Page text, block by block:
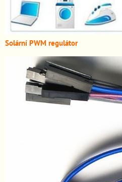
Solární PWM regulátor